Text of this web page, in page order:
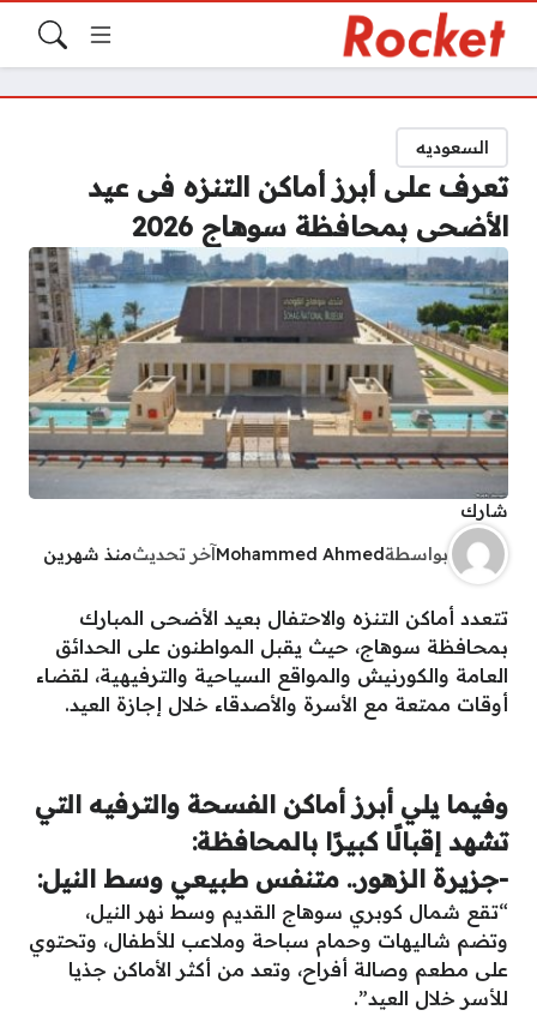
السعوديه
تعرف على أبرز أماكن التنزه فى عيد
الأضحى بمحافظة سوهاج 2026
شارك
بواسطةMohammed Ahmedآخر تحديثمنذ شهرين
تتعدد أماكن التنزه والاحتفال بعيد الأضحى المبارك
بمحافظة سوهاج، حيث يقبل المواطنون على الحدائق
العامة والكورنيش والمواقع السياحية والترفيهية، لقضاء
أوقات ممتعة مع الأسرة والأصدقاء خلال إجازة العيد.
وفيما يلي أبرز أماكن الفسحة والترفيه التي
تشهد إقبالًا كبيرًا بالمحافظة:
-جزيرة الزهور.. متنفس طبيعي وسط النيل:
“تقع شمال كوبري سوهاج القديم وسط نهر النيل،
وتضم شاليهات وحمام سباحة وملاعب للأطفال، وتحتوي
على مطعم وصالة أفراح، وتعد من أكثر الأماكن جذيا
للأسر خلال العيد”.